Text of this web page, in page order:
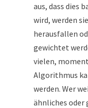
aus, dass dies
wird, werden
herausfallen
gewichtet
vielen,
Algorithmus
werden. Wer
ähnliches oder